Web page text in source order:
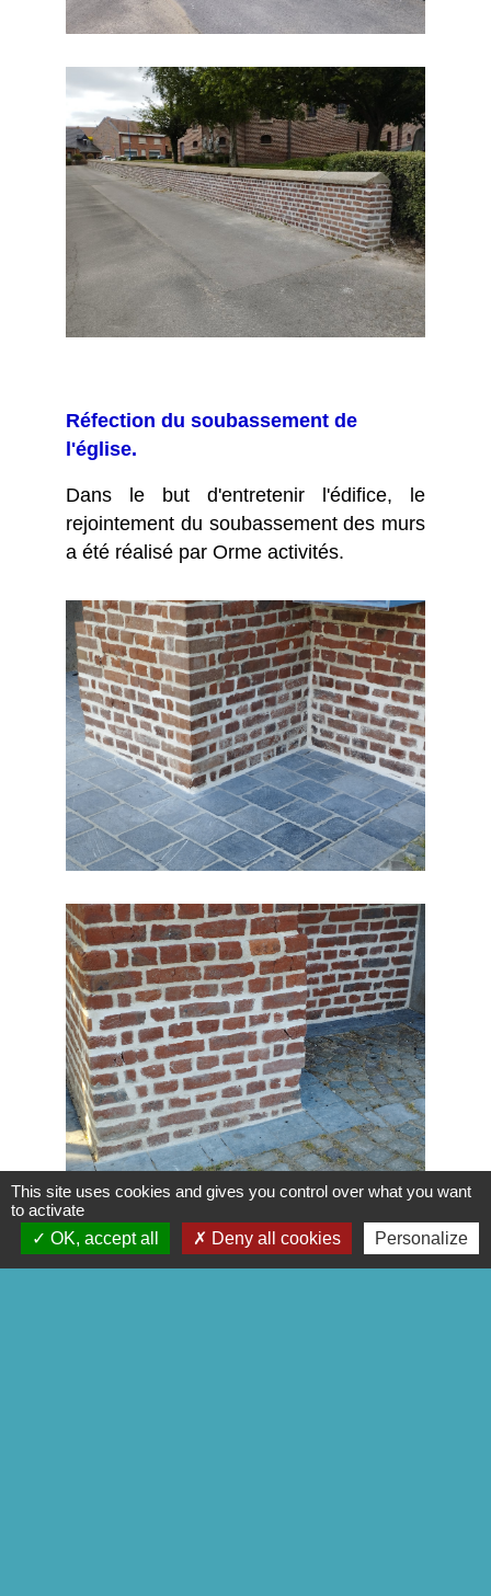
Réfection du soubassement de
l'église.
Dans le but d'entretenir l'édifice, le
rejointement du soubassement des murs
a été réalisé par Orme activités.
This site uses cookies and gives you control over what you want
to activate
OK, accept all
Deny all cookies Personalize